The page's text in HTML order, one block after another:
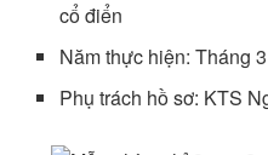
cổ điển
Năm thực hiện: Tháng
Phụ trách hồ sơ: KTS